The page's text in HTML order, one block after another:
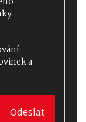
a
Odeslat